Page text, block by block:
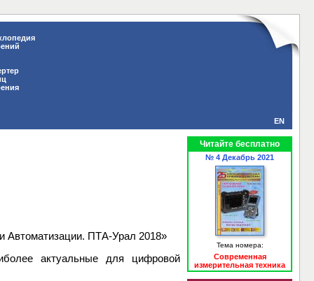
EN
Автоматизации. ПТА-Урал 2018»
актуальные для цифровой
Читайте бесплатно
№ 4 Декабрь 2021
Тема номера:
Современная
измерительная техника